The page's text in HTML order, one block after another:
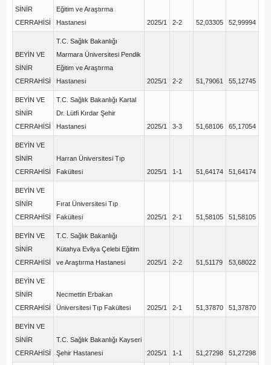
SİNİR
CERRAHİSİ
Eğitim ve Araştırma
Hastanesi
2025/1 2-2 52,03305 52,99994
BEYİN VE
SİNİR
CERRAHİSİ
T.C. Sağlık Bakanlığı
Marmara Üniversitesi Pendik
Eğitim ve Araştırma
Hastanesi
2025/1 2-2 51,79061 55,12745
BEYİN VE
SİNİR
CERRAHİSİ
T.C. Sağlık Bakanlığı Kartal
Dr. Lütfi Kırdar Şehir
Hastanesi
2025/1 3-3 51,68106 65,17054
BEYİN VE
SİNİR
CERRAHİSİ
Harran Üniversitesi Tıp
Fakültesi
2025/1 1-1 51,64174 51,64174
BEYİN VE
SİNİR
CERRAHİSİ
Fırat Üniversitesi Tıp
Fakültesi
2025/1 2-1 51,58105 51,58105
BEYİN VE
SİNİR
CERRAHİSİ
T.C. Sağlık Bakanlığı
Kütahya Evliya Çelebi Eğitim
ve Araştırma Hastanesi
2025/1 2-2 51,51179 53,68022
BEYİN VE
SİNİR
CERRAHİSİ
Necmettin Erbakan
Üniversitesi Tıp Fakültesi
2025/1 2-1 51,37870 51,37870
BEYİN VE
SİNİR
CERRAHİSİ
T.C. Sağlık Bakanlığı Kayseri
Şehir Hastanesi
2025/1 1-1 51,27298 51,27298